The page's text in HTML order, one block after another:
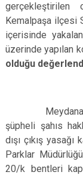
gerçekleştirilen
Kemalpaşa ilçesi
içerisinde
üzerinde yapılan
olduğu
Meydana
şüpheli şahıs
dışı çıkış
Parklar
20/k bentleri